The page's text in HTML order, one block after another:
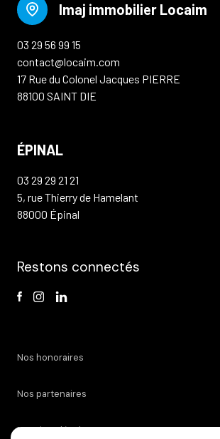
Imaj immobilier Locaim
03 29 56 99 15
contact@locaim.com
17 Rue du Colonel Jacques PIERRE
88100 SAINT DIE
ÉPINAL
03 29 29 21 21
5, rue Thierry de Hamelant
88000 Épinal
Restons connectés
Nos honoraires
Nos partenaires
Mentions légales